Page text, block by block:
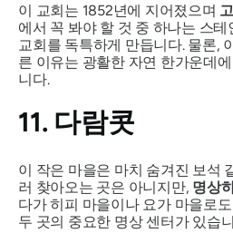
이 교회는 1852년에 지어졌으며
에서 꼭 봐야 할 것 중 하나는 스
교회를 독특하게 만듭니다. 물론,
른 이유는 광활한 자연 한가운데
니다.
11. 다람콧
이 작은 마을은 마치 숨겨진 보석
러 찾아오는 곳은 아니지만, 명상
다가 히피 마을이나 요가 마을로
두 곳의 중요한 명상 센터가 있습